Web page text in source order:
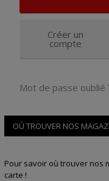
Créer un
compte
Mot de passe oublié
OÙ TROUVER NOS
Pour savoir où trouver nos
carte !